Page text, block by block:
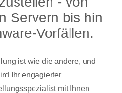
Servern bis hin
Vorfällen.
ist wie die andere, und
Ihr engagierter
mit Ihnen